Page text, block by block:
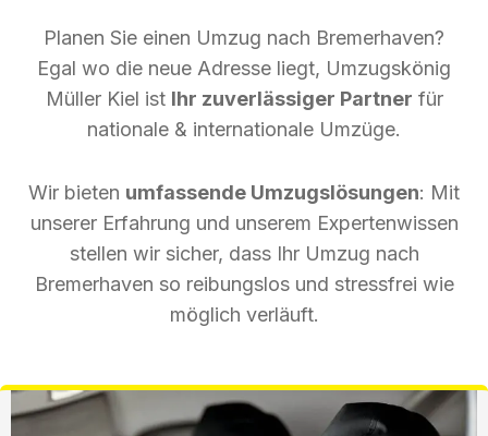
Planen Sie einen Umzug nach Bremerhaven?
Egal wo die neue Adresse liegt, Umzugskönig
Müller Kiel ist Ihr zuverlässiger Partner für
nationale & internationale Umzüge.
Wir bieten umfassende Umzugslösungen: Mit
unserer Erfahrung und unserem Expertenwissen
stellen wir sicher, dass Ihr Umzug nach
Bremerhaven so reibungslos und stressfrei wie
möglich verläuft.